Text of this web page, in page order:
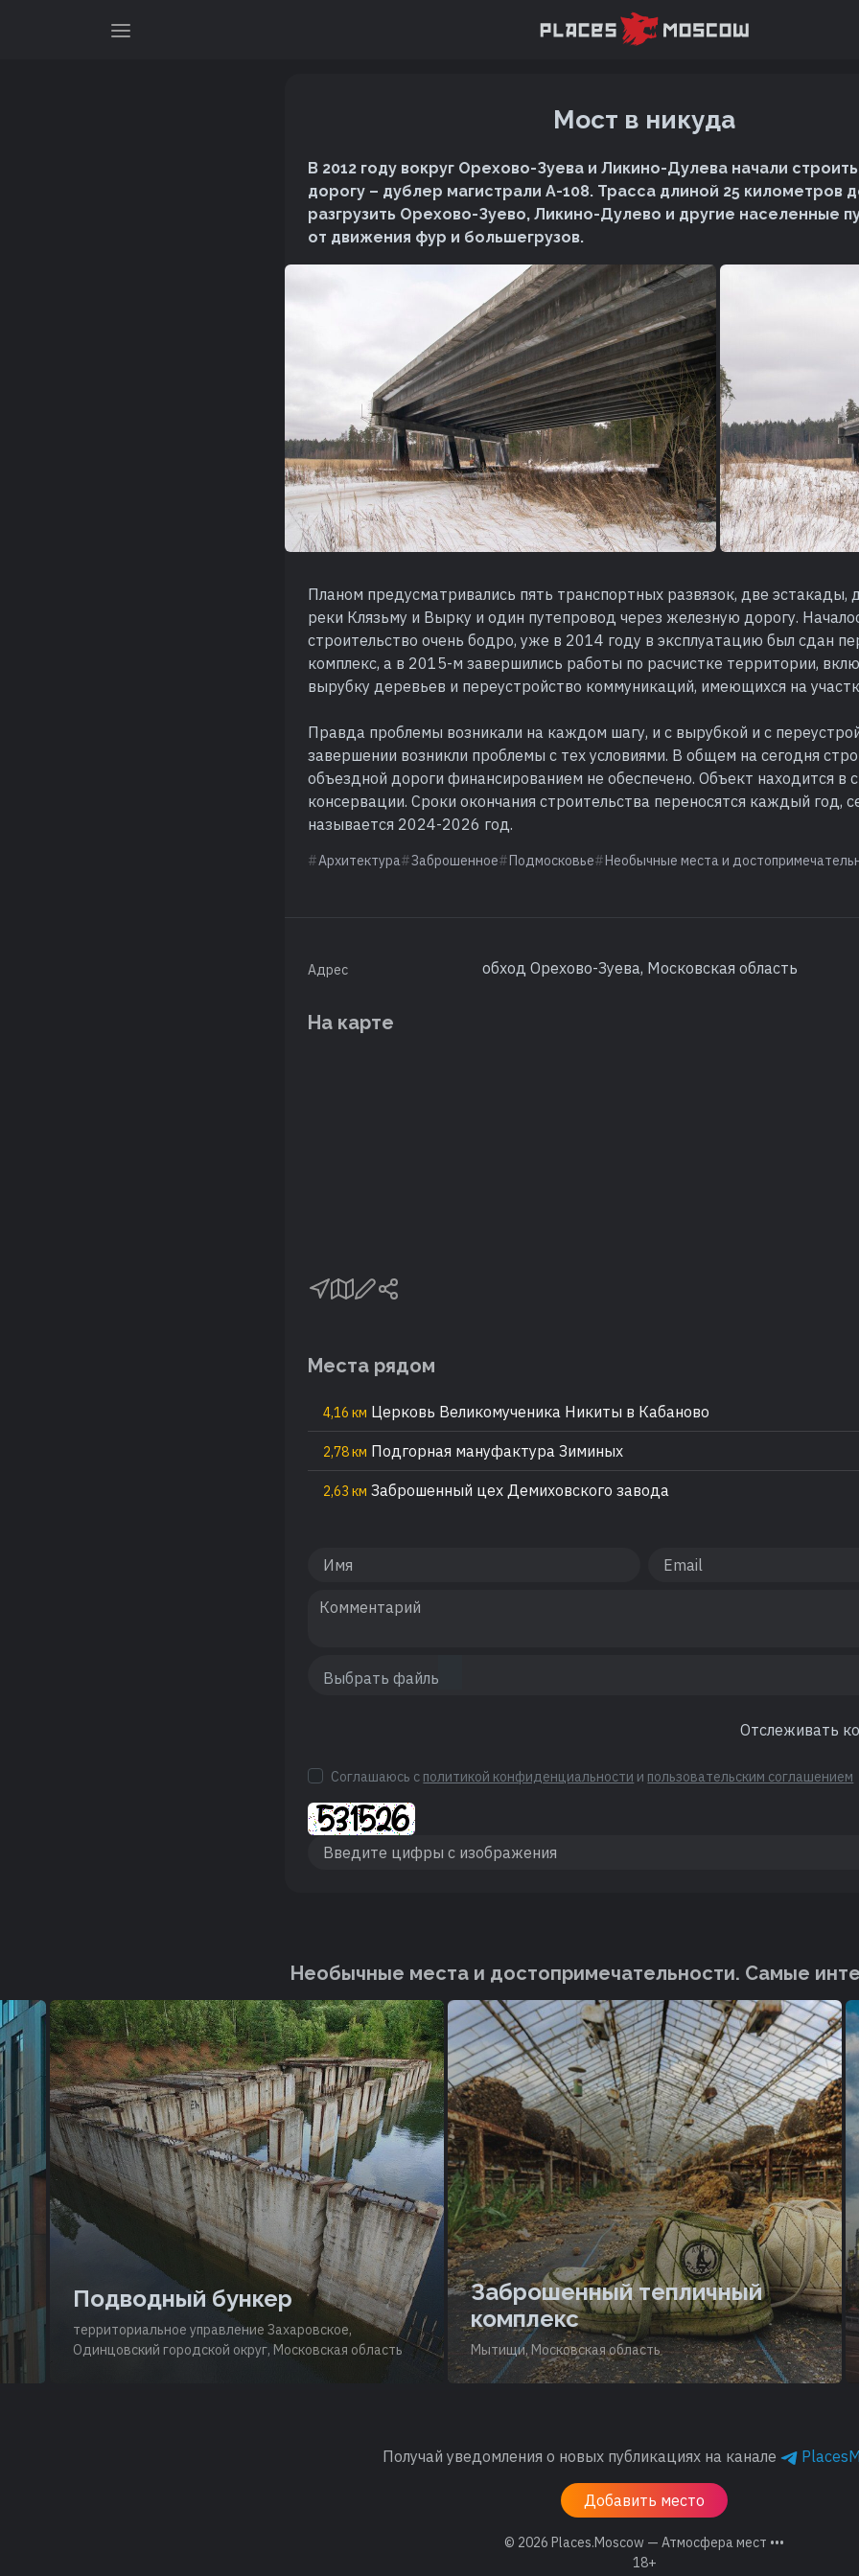
Мост в никуда
В 2012 году вокруг Орехово-Зуева и Ликино-Дулева начали
дорогу – дублер магистрали А-108. Трасса длиной 25 километров
разгрузить Орехово-Зуево, Ликино-Дулево и другие населенные
от движения фур и большегрузов.
Планом предусматривались пять транспортных развязок, две эстакады,
реки Клязьму и Вырку и один путепровод через железную дорогу.
строительство очень бодро, уже в 2014 году в эксплуатацию был сдан
комплекс, а в 2015-м завершились работы по расчистке территории,
вырубку деревьев и переустройство коммуникаций, имеющихся на
Правда проблемы возникали на каждом шагу, и с вырубкой и с
завершении возникли проблемы с тех условиями. В общем на сегодня
объездной дороги финансированием не обеспечено. Объект находится в
консервации. Сроки окончания строительства переносятся каждый год,
называется 2024-2026 год.
Архитектура Заброшенное Подмосковье Необычные места и
Адрес обход Орехово-Зуева, Московская область
На карте
Места рядом
4,16 км Церковь Великомученика Никиты в Кабаново
2,78 км Подгорная мануфактура Зиминых
2,63 км Заброшенный цех Демиховского завода
Отслеживать
Соглашаюсь с политикой конфиденциальности и пользовательским соглашением
Необычные места и достопримечательности. Cамые
Подводный бункер
территориальное управление Захаровское,
Одинцовский городской округ, Московская область
Заброшенный тепличный
комплекс
Мытищи, Московская область
Получай уведомления о новых публикациях на канале
Добавить место
© 2026 Places.Moscow — Атмосфера мест •••
18+